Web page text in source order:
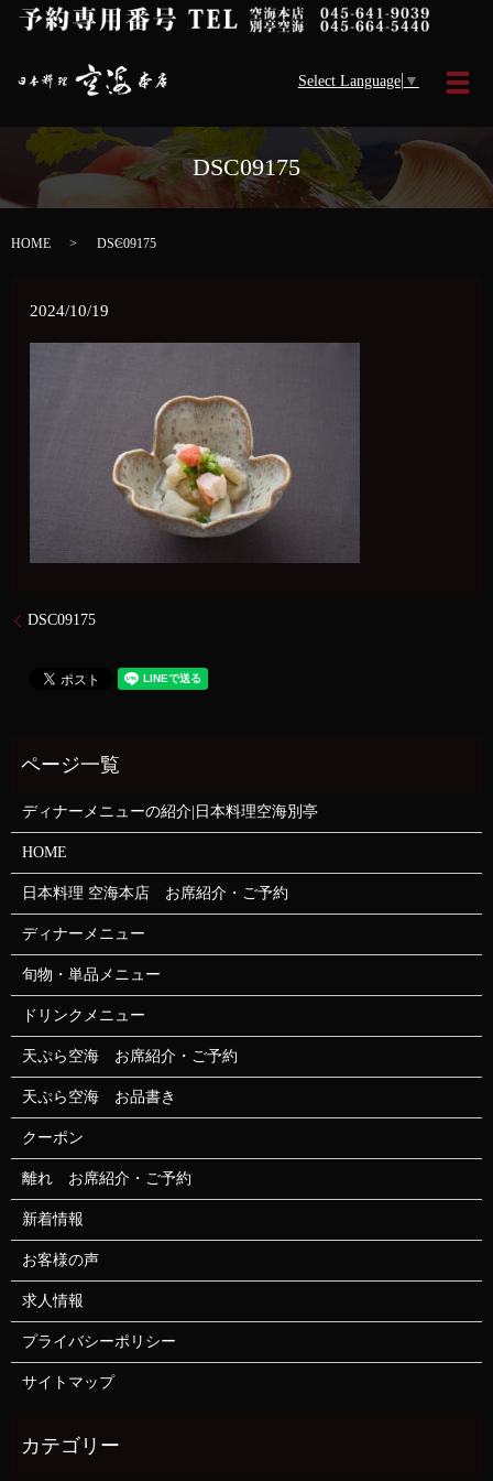
Select Language ▼
メ
DSC09175
HOME DSC09175
2024/10/19
DSC09175
ディナーメニューの紹介|日本料理空海別亭
HOME
日本料理 空海本店 お席紹介・ご予約
ディナーメニュー
旬物・単品メニュー
ドリンクメニュー
天ぷら空海 お席紹介・ご予約
天ぷら空海 お品書き
クーポン
離れ お席紹介・ご予約
新着情報
お客様の声
求人情報
プライバシーポリシー
サイトマップ